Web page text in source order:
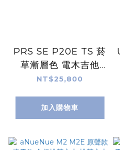
PRS SE P20E TS 菸
草漸層色 電木吉他
Parlor 桶身 桃花心面
Fishman GT1 拾音
器 附原廠厚琴袋 型號
NT$25,800
加入購物車